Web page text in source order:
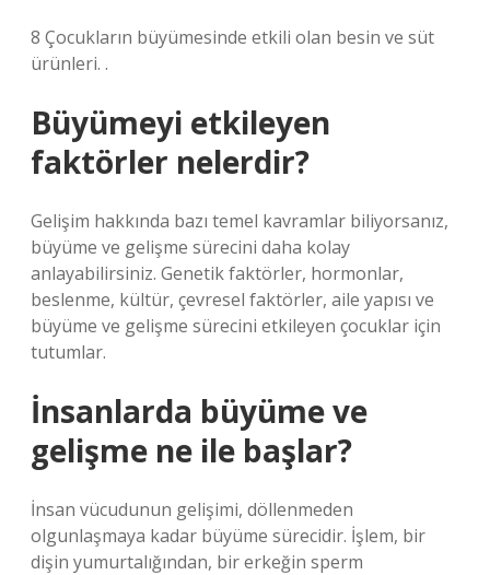
8 Çocukların büyümesinde etkili olan besin ve süt
ürünleri. .
Büyümeyi etkileyen
faktörler nelerdir?
Gelişim hakkında bazı temel kavramlar biliyorsanız,
büyüme ve gelişme sürecini daha kolay
anlayabilirsiniz. Genetik faktörler, hormonlar,
beslenme, kültür, çevresel faktörler, aile yapısı ve
büyüme ve gelişme sürecini etkileyen çocuklar için
tutumlar.
İnsanlarda büyüme ve
gelişme ne ile başlar?
İnsan vücudunun gelişimi, döllenmeden
olgunlaşmaya kadar büyüme sürecidir. İşlem, bir
dişin yumurtalığından, bir erkeğin sperm